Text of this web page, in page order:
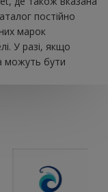
постійно
марок
У разі, якщо
можуть бути